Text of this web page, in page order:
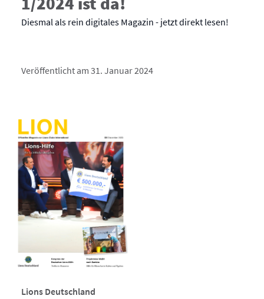
Diesmal als rein digitales Magazin - jetzt direkt lesen!
Veröffentlicht am 31. Januar 2024
Lions Deutschland